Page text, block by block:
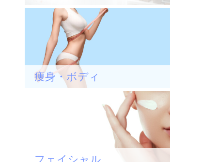
痩身・ボディ
フェイシャル